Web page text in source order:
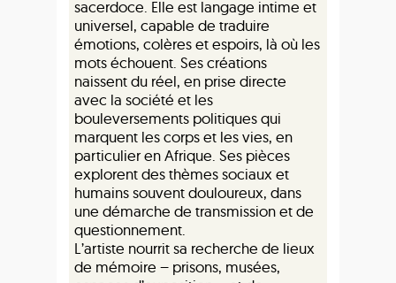
sacerdoce. Elle est langage intime et
universel, capable de traduire
émotions, colères et espoirs, là où les
mots échouent. Ses créations
naissent du réel, en prise directe
avec la société et les
bouleversements politiques qui
marquent les corps et les vies, en
particulier en Afrique. Ses pièces
explorent des thèmes sociaux et
humains souvent douloureux, dans
une démarche de transmission et de
questionnement.
L’artiste nourrit sa recherche de lieux
de mémoire – prisons, musées,